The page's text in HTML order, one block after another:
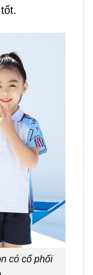
có cổ phối